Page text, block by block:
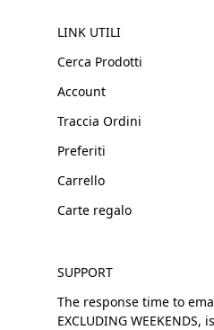
LINK UTILI
Cerca Prodotti
Account
Traccia Ordini
Preferiti
Carrello
Carte regalo
SUPPORT
The response time to
EXCLUDING